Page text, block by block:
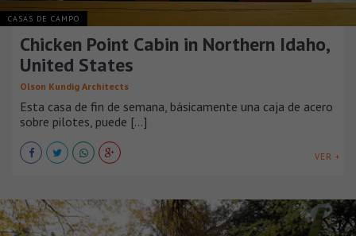
CASAS DE CAMPO
Chicken Point Cabin in Northern Idaho,
United States
Olson Kundig Architects
Esta casa de fin de semana, básicamente una caja de acero
sobre pilotes, puede [...]
VER +